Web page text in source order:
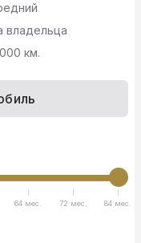
владельца
км.
64 мес. 72 мес. 84 мес.